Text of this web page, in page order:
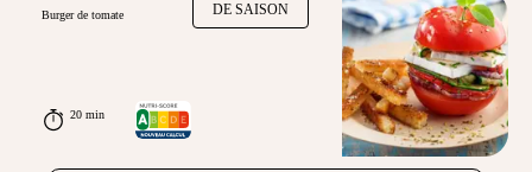
DE SAISON
Burger de tomate
20 min